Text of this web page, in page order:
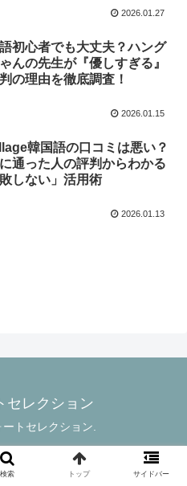
2026.01.27
初心者でも大丈夫？ハング
んの先生が『優しすぎる』
の理由を徹底調査！
2026.01.15
韓国語の口コミは悪い？
通った人の評判からわかる
敗しない」活用術
2026.01.13
セレクション
トセレクション.
検索 トップ サイドバー